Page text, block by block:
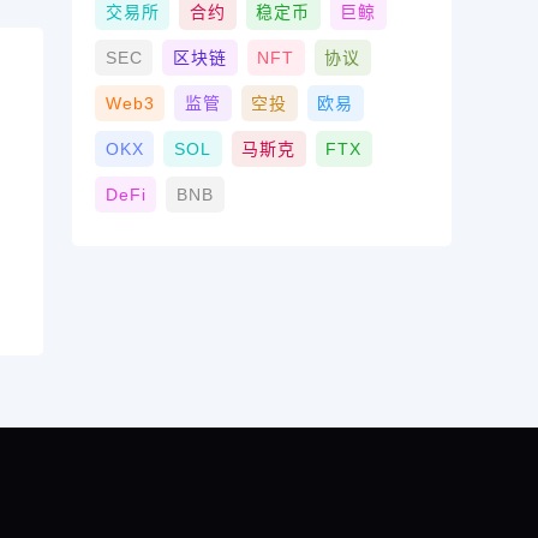
交易所 合约 稳定币 巨鲸
SEC 区块链 NFT 协议
Web3 监管 空投 欧易
OKX SOL 马斯克 FTX
DeFi BNB